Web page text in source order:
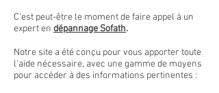
C'est peut-être le moment de faire appel à un
expert en dépannage Sofath.
Notre site a été conçu pour vous apporter toute
l'aide nécessaire, avec une gamme de moyens
pour accéder à des informations pertinentes :